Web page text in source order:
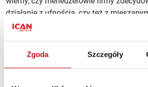
Zgoda Szczegóły
działanie z ufnością, czy też z
Wiadomo za to, że kampania ta
sukces. Współczynnik konwersji wzrósł
spędzili na stronie o 25% więcej czasu.
jeszcze bardzo ważny element – czas